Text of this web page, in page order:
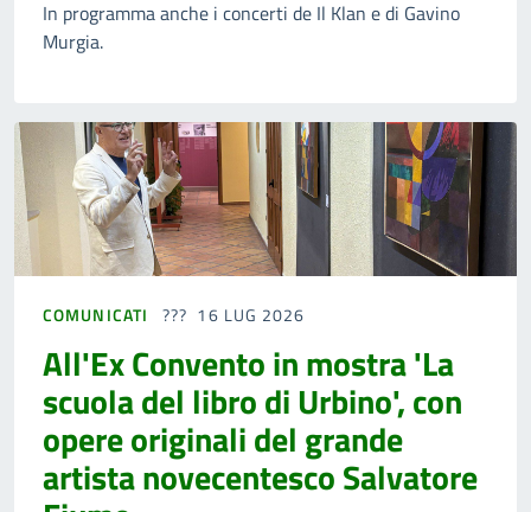
In programma anche i concerti de Il Klan e di Gavino
Murgia.
COMUNICATI 16 LUG 2026
All'Ex Convento in mostra 'La
scuola del libro di Urbino', con
opere originali del grande
artista novecentesco Salvatore